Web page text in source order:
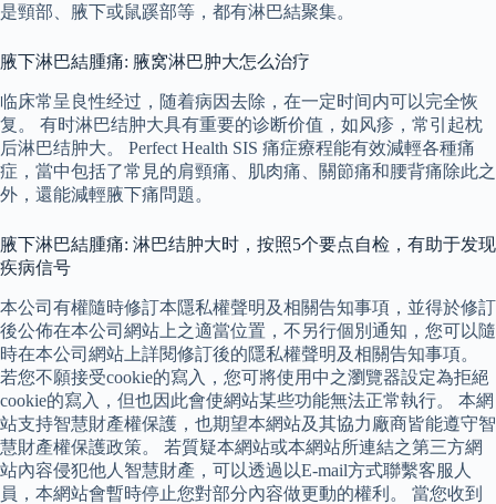
是頸部、腋下或鼠蹊部等，都有淋巴結聚集。
腋下淋巴結腫痛: 腋窝淋巴肿大怎么治疗
临床常呈良性经过，随着病因去除，在一定时间内可以完全恢
复。 有时淋巴结肿大具有重要的诊断价值，如风疹，常引起枕
后淋巴结肿大。 Perfect Health SIS 痛症療程能有效減輕各種痛
症，當中包括了常見的肩頸痛、肌肉痛、關節痛和腰背痛除此之
外，還能減輕腋下痛問題。
腋下淋巴結腫痛: 淋巴结肿大时，按照5个要点自检，有助于发现
疾病信号
本公司有權隨時修訂本隱私權聲明及相關告知事項，並得於修訂
後公佈在本公司網站上之適當位置，不另行個別通知，您可以隨
時在本公司網站上詳閱修訂後的隱私權聲明及相關告知事項。
若您不願接受cookie的寫入，您可將使用中之瀏覽器設定為拒絕
cookie的寫入，但也因此會使網站某些功能無法正常執行。 本網
站支持智慧財產權保護，也期望本網站及其協力廠商皆能遵守智
慧財產權保護政策。 若質疑本網站或本網站所連結之第三方網
站內容侵犯他人智慧財產，可以透過以E-mail方式聯繫客服人
員，本網站會暫時停止您對部分內容做更動的權利。 當您收到